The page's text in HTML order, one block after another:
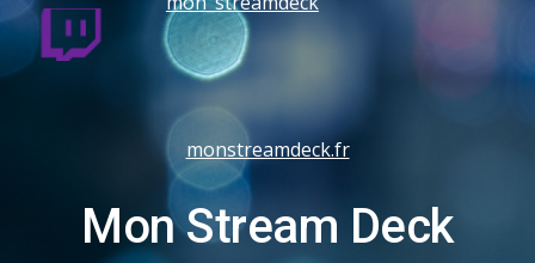
monstreamdeck.fr
Mon Stream Deck